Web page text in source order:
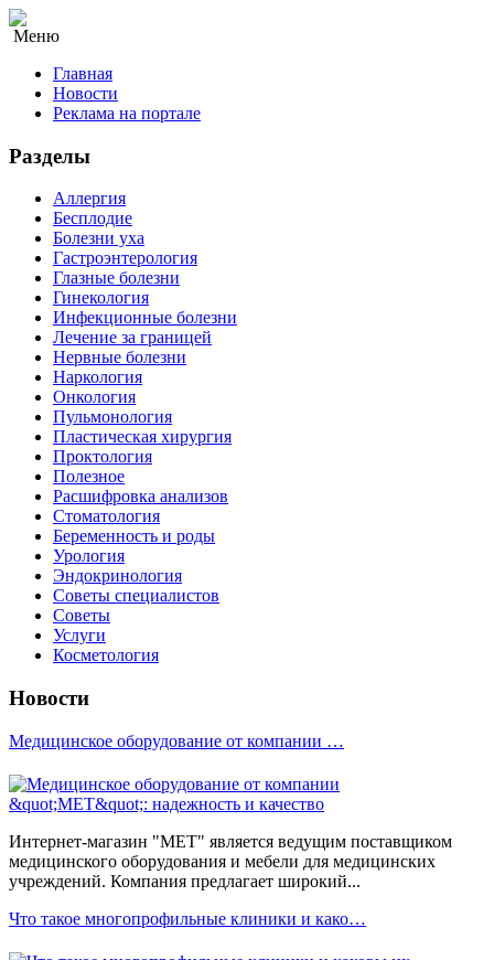
Меню
Главная
Новости
Реклама на портале
Разделы
Аллергия
Бесплодие
Болезни уха
Гастроэнтерология
Глазные болезни
Гинекология
Инфекционные болезни
Лечение за границей
Нервные болезни
Наркология
Онкология
Пульмонология
Пластическая хирургия
Проктология
Полезное
Расшифровка анализов
Стоматология
Беременность и роды
Урология
Эндокринология
Советы специалистов
Советы
Услуги
Косметология
Новости
Медицинское оборудование от компании …
Интернет-магазин "МЕТ" является ведущим поставщиком
медицинского оборудования и мебели для медицинских
учреждений. Компания предлагает широкий...
Что такое многопрофильные клиники и како…